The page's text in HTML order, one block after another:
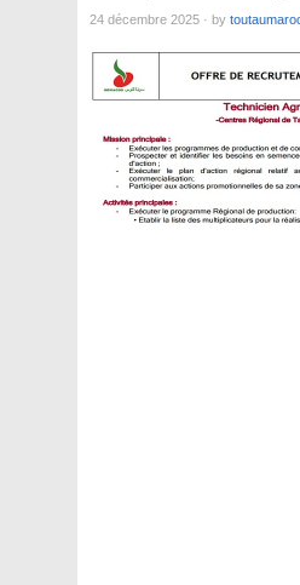
24 décembre 2025 · by